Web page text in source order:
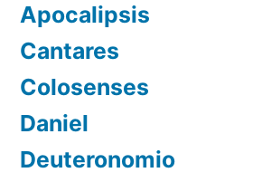
Apocalipsis
Cantares
Colosenses
Daniel
Deuteronomio